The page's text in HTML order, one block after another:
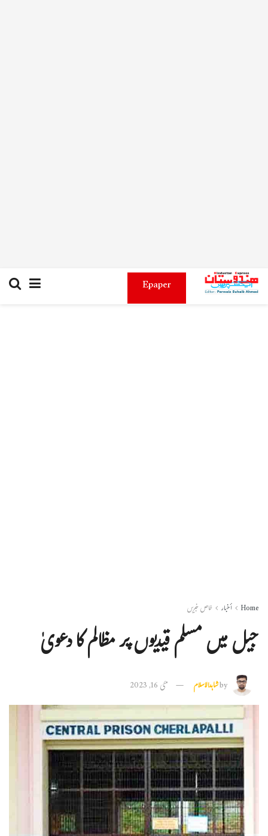
Epaper
Home أخبار خاص خبریں
جیل میں مسلم قیدیوں پر مظالم کا دعویٰ
byشاہدالاسلام مئی 16, 2023